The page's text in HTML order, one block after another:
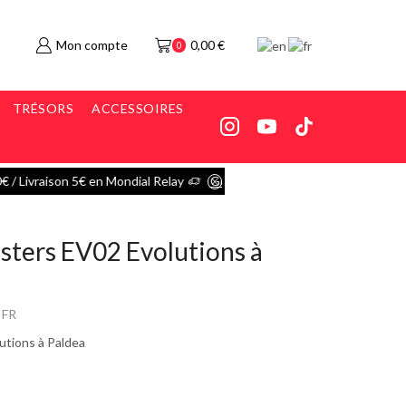
Mon compte 0 0,00€
TRÉSORS ACCESSOIRES
Relay Go shop
EV02 Evolutions à
à Paldea